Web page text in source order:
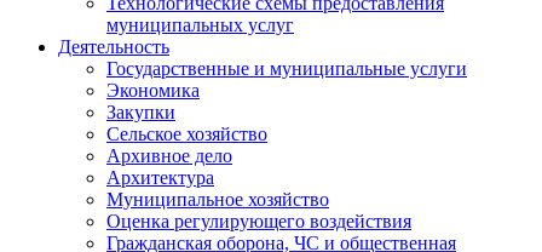
муниципальных услуг
Деятельность
Государственные и муниципальные услуги
Экономика
Закупки
Сельское хозяйство
Архивное дело
Архитектура
Муниципальное хозяйство
Оценка регулирующего воздействия
Гражданская оборона, ЧС и общественная